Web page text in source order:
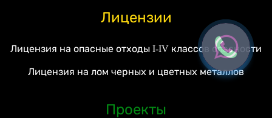
Лицензии
Лицензия на опасные отходы I-IV классов опасности
Лицензия на лом черных и цветных металлов
Проекты